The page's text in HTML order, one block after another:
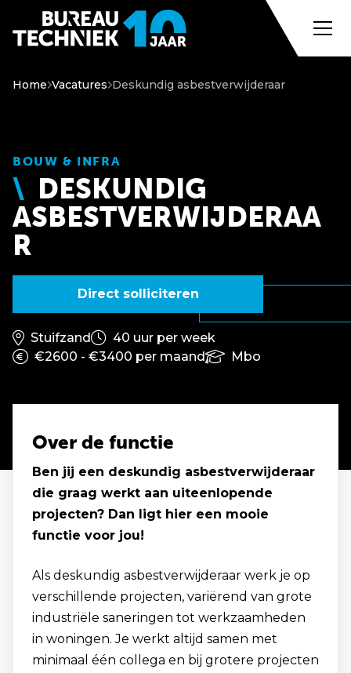
Home Vacatures Deskundig asbestverwijderaar
BOUW & INFRA
DESKUNDIG
ASBESTVERWIJDERAA
R
Direct solliciteren
Stuifzand
40 uur per week
€2600 - €3400 per maand
Mbo
Over de functie
Ben jij een deskundig asbestverwijderaar
die graag werkt aan uiteenlopende
projecten? Dan ligt hier een mooie
functie voor jou!
Als deskundig asbestverwijderaar werk je op
verschillende projecten, variërend van grote
industriële saneringen tot werkzaamheden
in woningen. Je werkt altijd samen met
minimaal één collega en bij grotere projecten